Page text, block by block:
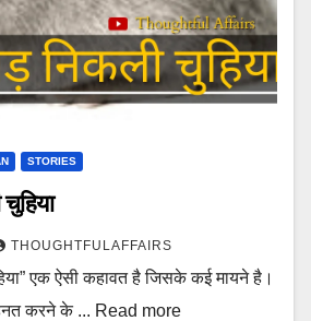
STORIES
THOUGHTFULAFFAIRS
एक ऐसी कहावत है जिसके कई मायने है।
करने के ... Read more